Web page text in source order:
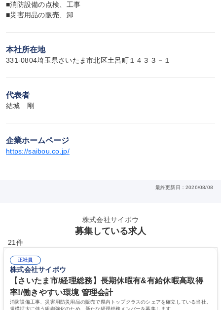
■消防設備の点検、工事
■災害用品の販売、卸
本社所在地
331-0804埼玉県さいたま市北区土呂町１４３３－１
代表者
結城　剛
企業ホームページ
https://saibou.co.jp/
最終更新日：2026/08/08
株式会社サイボウ
募集している求人
21件
正社員
株式会社サイボウ
【さいたま市/経理総務】長期休暇有&有給休暇高取得
率!/働きやすい環境 管理会計
消防設備工事、災害用防災用品の販売で県内トップクラスのシェアを確立している当社。
規模拡大に伴う組織強化のため、新たな経理総務メンバーを募集します。